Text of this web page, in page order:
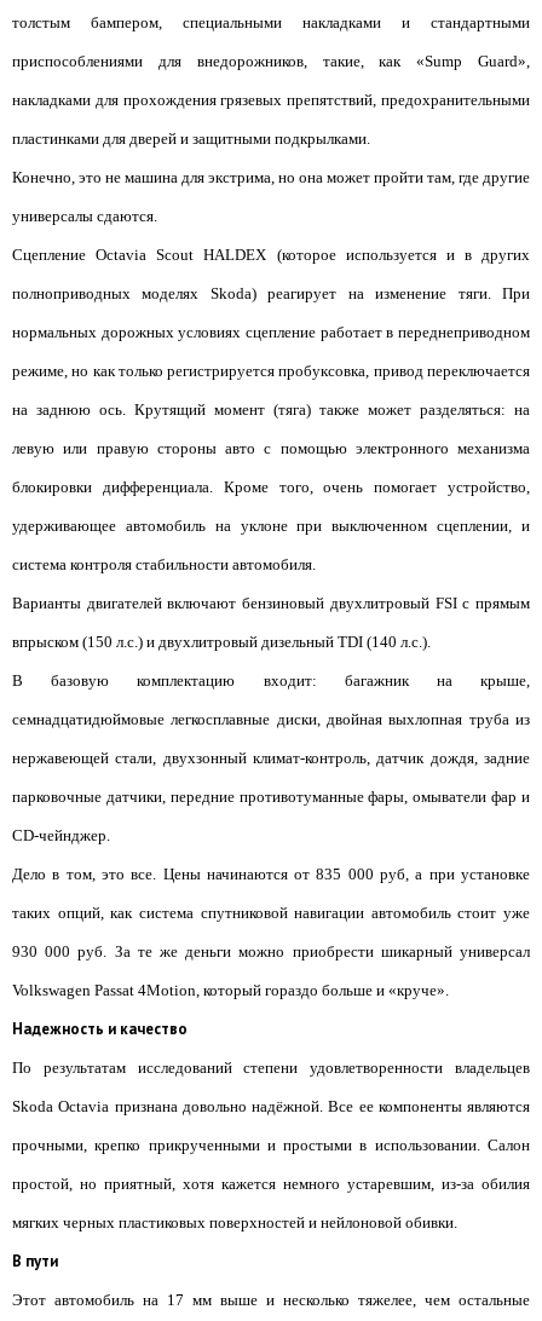
толстым бампером, специальными накладками и стандартными
приспособлениями для внедорожников, такие, как «Sump Guard»,
накладками для прохождения грязевых препятствий, предохранительными
пластинками для дверей и защитными подкрылками.
Конечно, это не машина для экстрима, но она может пройти там, где другие
универсалы сдаются.
Сцепление Octavia Scout HALDEX (которое используется и в других
полноприводных моделях Skoda) реагирует на изменение тяги. При
нормальных дорожных условиях сцепление работает в переднеприводном
режиме, но как только регистрируется пробуксовка, привод переключается
на заднюю ось. Крутящий момент (тяга) также может разделяться: на
левую или правую стороны авто с помощью электронного механизма
блокировки дифференциала. Кроме того, очень помогает устройство,
удерживающее автомобиль на уклоне при выключенном сцеплении, и
система контроля стабильности автомобиля.
Варианты двигателей включают бензиновый двухлитровый FSI с прямым
впрыском (150 л.с.) и двухлитровый дизельный TDI (140 л.с.).
В базовую комплектацию входит: багажник на крыше,
семнадцатидюймовые легкосплавные диски, двойная выхлопная труба из
нержавеющей стали, двухзонный климат-контроль, датчик дождя, задние
парковочные датчики, передние противотуманные фары, омыватели фар и
CD-чейнджер.
Дело в том, это все. Цены начинаются от 835 000 руб, а при установке
таких опций, как система спутниковой навигации автомобиль стоит уже
930 000 руб. За те же деньги можно приобрести шикарный универсал
Volkswagen Passat 4Motion, который гораздо больше и «круче».
Надежность и качество
По результатам исследований степени удовлетворенности владельцев
Skoda Octavia признана довольно надёжной. Все ее компоненты являются
прочными, крепко прикрученными и простыми в использовании. Салон
простой, но приятный, хотя кажется немного устаревшим, из-за обилия
мягких черных пластиковых поверхностей и нейлоновой обивки.
В пути
Этот автомобиль на 17 мм выше и несколько тяжелее, чем остальные